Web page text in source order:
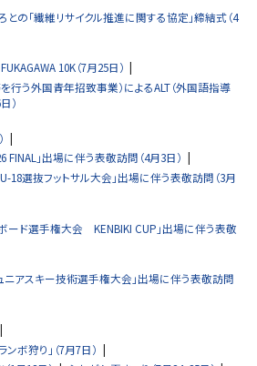
の「繊維リサイクル推進に関する協定」締結式（4
FUKAGAWA 10K（7月25日）
行う外国青年招致事業）によるALT（外国語指導
）
FINAL」出場に伴う表敬訪問（4月3日）
18選抜フットサル大会」出場に伴う表敬訪問（3月
ード選手権大会 KENBIKI CUP」出場に伴う表敬
ニアスキー技術選手権大会」出場に伴う表敬訪問
ボ狩り」（7月7日）